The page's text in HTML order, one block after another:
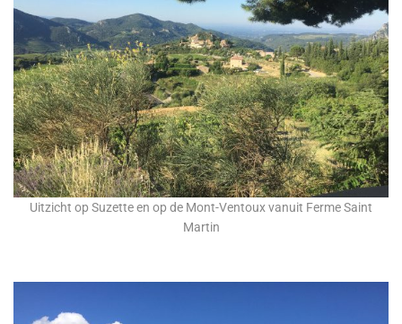
Uitzicht op Suzette en op de Mont-Ventoux vanuit Ferme Saint
Martin